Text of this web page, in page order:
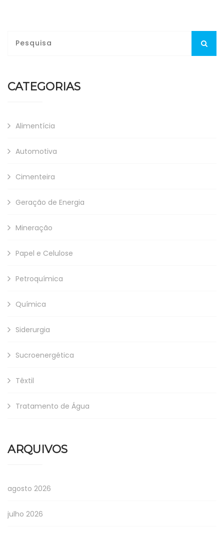
CATEGORIAS
Alimentícia
Automotiva
Cimenteira
Geração de Energia
Mineração
Papel e Celulose
Petroquímica
Química
Siderurgia
Sucroenergética
Têxtil
Tratamento de Água
ARQUIVOS
agosto 2026
julho 2026